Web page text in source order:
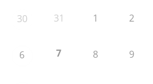
30 31 1 2
6 7 8 9